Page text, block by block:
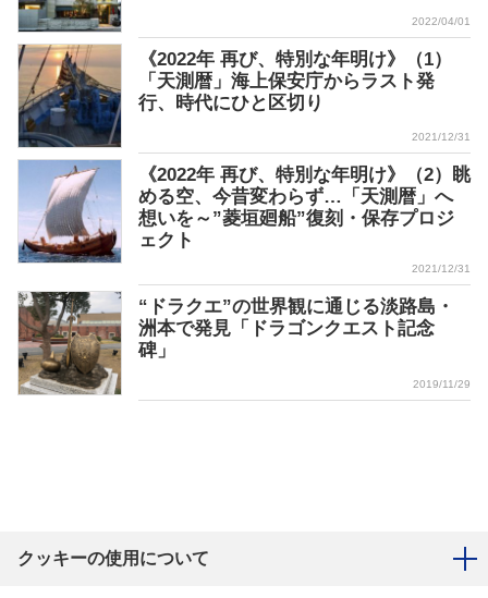
2022/04/01
《2022年 再び、特別な年明け》（1）
「天測暦」海上保安庁からラスト発
行、時代にひと区切り
2021/12/31
《2022年 再び、特別な年明け》（2）眺
める空、今昔変わらず…「天測暦」へ
想いを～”菱垣廻船”復刻・保存プロジ
ェクト
2021/12/31
“ドラクエ”の世界観に通じる淡路島・
洲本で発見「ドラゴンクエスト記念
碑」
2019/11/29
クッキーの使用について